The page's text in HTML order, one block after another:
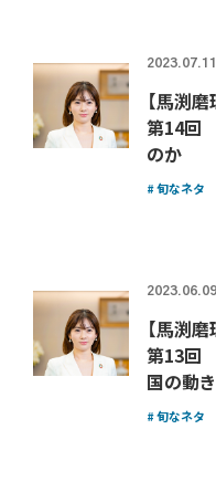
2023.07.11
【馬渕
第14回
のか
旬なネタ
2023.06.09
【馬渕
第13回
国の動き
旬なネタ